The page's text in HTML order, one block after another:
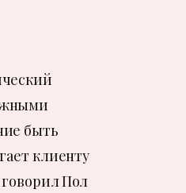
быть
клиенту
Пол